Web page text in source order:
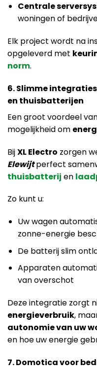
Centrale
woningen of
Elk project wordt na
opgeleverd met
norm.
6. Slimme
en thuisbatterijen
Een groot voordeel
mogelijkheid om
BijXL Electro zorgen
Elewijtperfect
thuisbatterij en
Zo kunt u:
Uw wagen
zonne-energie
De batterij slim
Apparaten
van overschot
Deze integratie zorgt
energieverbruik,
autonomie van uw
en hoe uw energie
7. Domotica voor